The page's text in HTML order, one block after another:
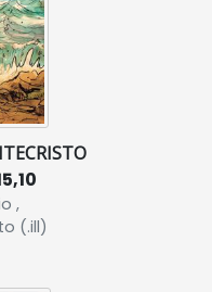
,
(.ill)